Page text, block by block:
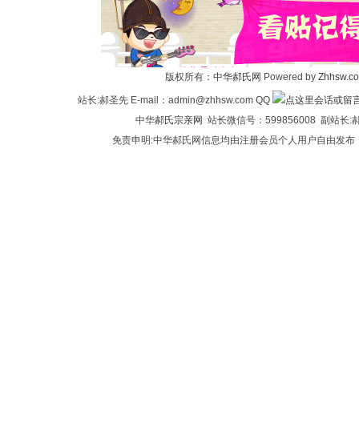
版权所有： 中华郝氏网 Powered by
站长:郝圣先 E-mail：admin@zhhsw.com QQ
中华郝氏宗亲网 站长微信号：599856008 副站长:
免责申明:中华郝氏网信息均由注册会员个人用户自由发